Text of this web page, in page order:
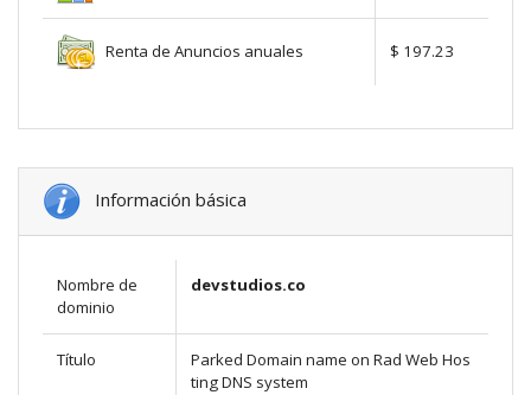
Renta de Anuncios anuales $ 197.23
Información básica
Nombre de
dominio
devstudios.co
Título
Parked Domain name on Rad Web Hos
ting DNS system